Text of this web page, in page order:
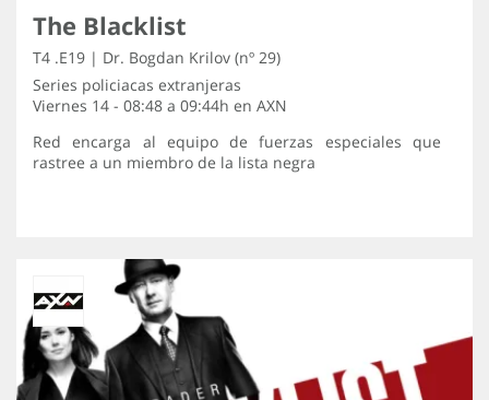
The Blacklist
T4 .E19 | Dr. Bogdan Krilov (nº 29)
Series policiacas extranjeras
Viernes 14 - 08:48 a 09:44h en AXN
Red encarga al equipo de fuerzas especiales que
rastree a un miembro de la lista negra